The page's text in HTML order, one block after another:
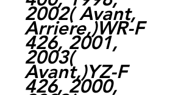
2002( Avant,
Arriere,)WR-F
426, 2001,
2003(
Avant,)YZ-F
426, 2000,